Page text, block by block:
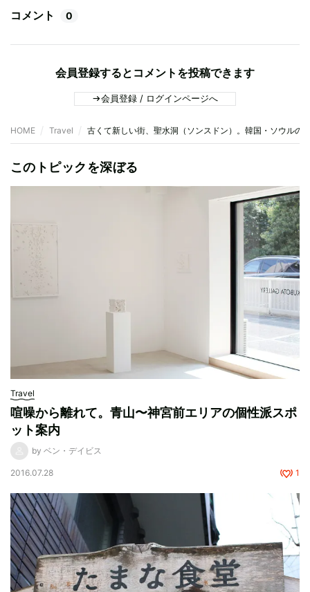
コメント 0
会員登録するとコメントを投稿できます
会員登録 / ログインページへ
HOME Travel 古くて新しい街、聖水洞（ソンスドン）。韓国・ソウルの
このトピックを深ぼる
Travel
喧噪から離れて。青山〜神宮前エリアの個性派スポ
ット案内
by ベン・デイビス
2016.07.28 1